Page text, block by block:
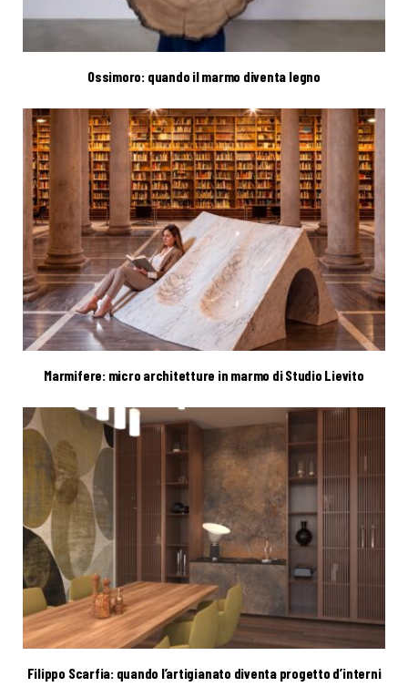
Ossimoro: quando il marmo diventa legno
Marmifere: micro architetture in marmo di Studio Lievito
Filippo Scarfia: quando l’artigianato diventa progetto d’interni